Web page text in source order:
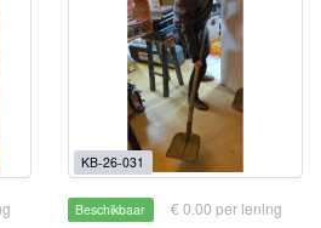
KB-26-031
Beschikbaar € 0.00 per lening